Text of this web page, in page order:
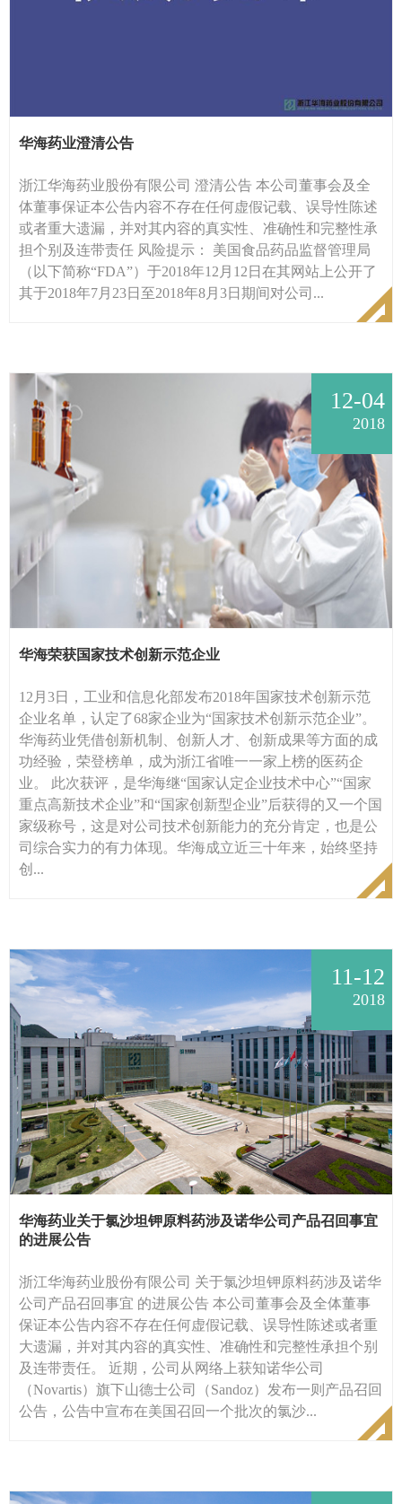
华海药业澄清公告
浙江华海药业股份有限公司 澄清公告 本公司董事会及全
体董事保证本公告内容不存在任何虚假记载、误导性陈述
或者重大遗漏，并对其内容的真实性、准确性和完整性承
担个别及连带责任 风险提示： 美国食品药品监督管理局
（以下简称“FDA”）于2018年12月12日在其网站上公开了
其于2018年7月23日至2018年8月3日期间对公司...
12-04
2018
华海荣获国家技术创新示范企业
12月3日，工业和信息化部发布2018年国家技术创新示范
企业名单，认定了68家企业为“国家技术创新示范企业”。
华海药业凭借创新机制、创新人才、创新成果等方面的成
功经验，荣登榜单，成为浙江省唯一一家上榜的医药企
业。 此次获评，是华海继“国家认定企业技术中心”“国家
重点高新技术企业”和“国家创新型企业”后获得的又一个国
家级称号，这是对公司技术创新能力的充分肯定，也是公
司综合实力的有力体现。华海成立近三十年来，始终坚持
创...
11-12
2018
华海药业关于氯沙坦钾原料药涉及诺华公司产品召回事宜
的进展公告
浙江华海药业股份有限公司 关于氯沙坦钾原料药涉及诺华
公司产品召回事宜 的进展公告 本公司董事会及全体董事
保证本公告内容不存在任何虚假记载、误导性陈述或者重
大遗漏，并对其内容的真实性、准确性和完整性承担个别
及连带责任。 近期，公司从网络上获知诺华公司
（Novartis）旗下山德士公司（Sandoz）发布一则产品召回
公告，公告中宣布在美国召回一个批次的氯沙...